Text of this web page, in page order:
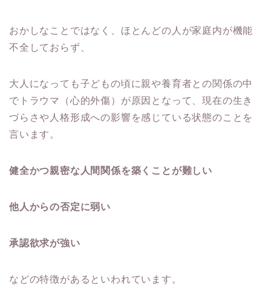
おかしなことではなく、ほとんどの人が家庭内が機能
不全しておらず、
大人になっても子どもの頃に親や養育者との関係の中
でトラウマ（心的外傷）が原因となって、現在の生き
づらさや人格形成への影響を感じている状態のことを
言います。
健全かつ親密な人間関係を築くことが難しい
他人からの否定に弱い
承認欲求が強い
などの特徴があるといわれています。